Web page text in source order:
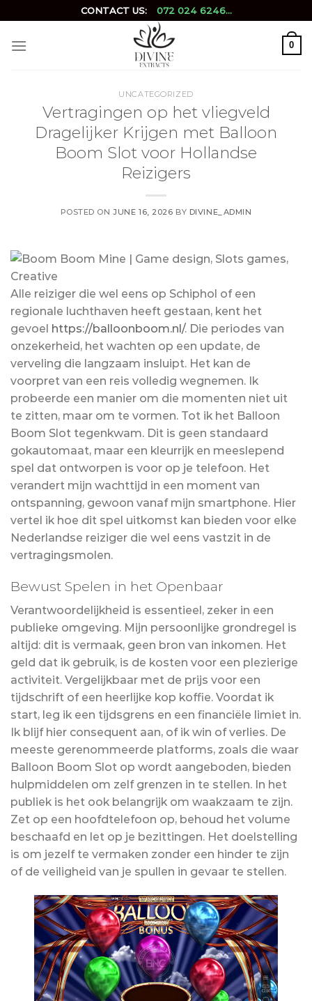
to
content
CONTACT US: 072 024 6246...
0
UNCATEGORIZED
Vertragingen op het vliegveld
Dragelijker Krijgen met Balloon
Boom Slot voor Hollandse
Reizigers
POSTED ONJUNE 16, 2026 BY DIVINE_ADMIN
Alle reiziger die wel eens op Schiphol of een
regionale luchthaven heeft gestaan, kent het
gevoel https://balloonboom.nl/. Die periodes van
onzekerheid, het wachten op een update, de
verveling die langzaam insluipt. Het kan de
voorpret van een reis volledig wegnemen. Ik
probeerde een manier om die momenten niet uit
te zitten, maar om te vormen. Tot ik het Balloon
Boom Slot tegenkwam. Dit is geen standaard
gokautomaat, maar een kleurrijk en meeslepend
spel dat ontworpen is voor op je telefoon. Het
verandert mijn wachttijd in een moment van
ontspanning, gewoon vanaf mijn smartphone. Hier
vertel ik hoe dit spel uitkomst kan bieden voor elke
Nederlandse reiziger die wel eens vastzit in de
vertragingsmolen.
Bewust Spelen in het Openbaar
Verantwoordelijkheid is essentieel, zeker in een
publieke omgeving. Mijn persoonlijke grondregel is
altijd: dit is vermaak, geen bron van inkomen. Het
geld dat ik gebruik, is de kosten voor een plezierige
activiteit. Vergelijkbaar met de prijs voor een
tijdschrift of een heerlijke kop koffie. Voordat ik
start, leg ik een tijdsgrens en een financiële limiet in.
Ik blijf hier consequent aan, of ik win of verlies. De
meeste gerenommeerde platforms, zoals die waar
Balloon Boom Slot op wordt aangeboden, bieden
hulpmiddelen om zelf grenzen in te stellen. In het
publiek is het ook belangrijk om waakzaam te zijn.
Zet op een hoofdtelefoon op, behoud het volume
beschaafd en let op je bezittingen. Het doelstelling
is om jezelf te vermaken zonder een hinder te zijn
of de veiligheid van je spullen in gevaar te stellen.